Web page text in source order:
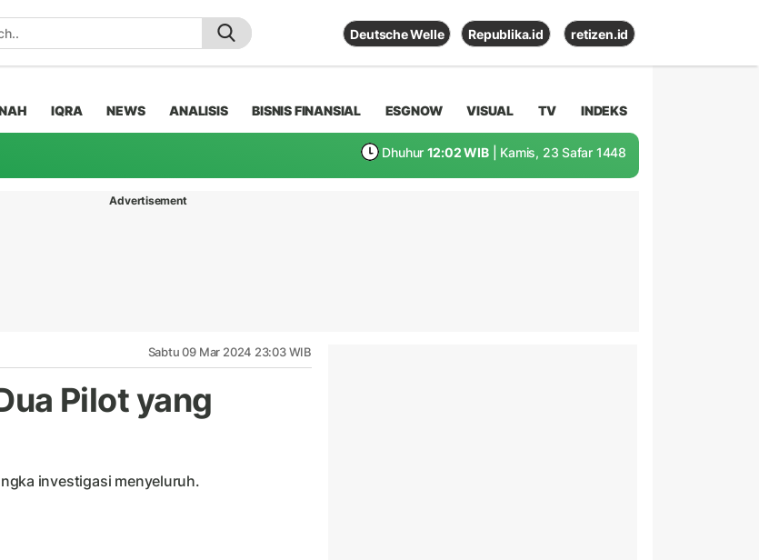
Deutsche Welle Republika.id retizen.id
IQRA NEWS ANALISIS BISNIS FINANSIAL ESGNOW VISUAL TV INDEKS
Dhuhur 12:02 WIB | Kamis, 23 Safar 1448
Advertisement
Sabtu 09 Mar 2024 23:03 WIB
Pilot yang
investigasi menyeluruh.